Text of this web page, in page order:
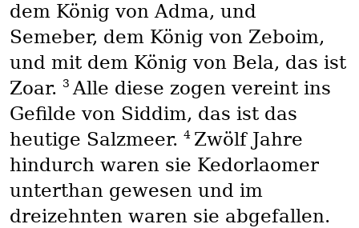
dem König von Adma, und
Semeber, dem König von Zeboim,
und mit dem König von Bela, das ist
Zoar. 3 Alle diese zogen vereint ins
Gefilde von Siddim, das ist das
heutige Salzmeer. 4 Zwölf Jahre
hindurch waren sie Kedorlaomer
unterthan gewesen und im
dreizehnten waren sie abgefallen.